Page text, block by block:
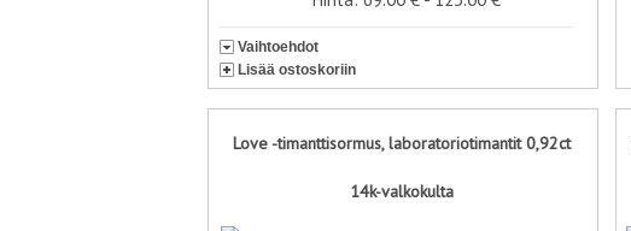
Vaihtoehdot
Lisää ostoskoriin
Love -timanttisormus, laboratoriotimantit 0,92ct
14k-valkokulta